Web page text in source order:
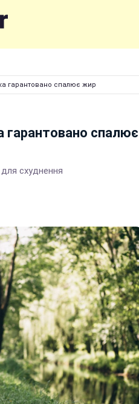
гарантовано спалює жир
гарантовано спалює
схуднення